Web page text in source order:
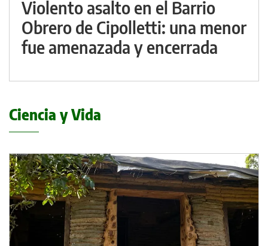
Violento asalto en el Barrio
Obrero de Cipolletti: una menor
fue amenazada y encerrada
Ciencia y Vida